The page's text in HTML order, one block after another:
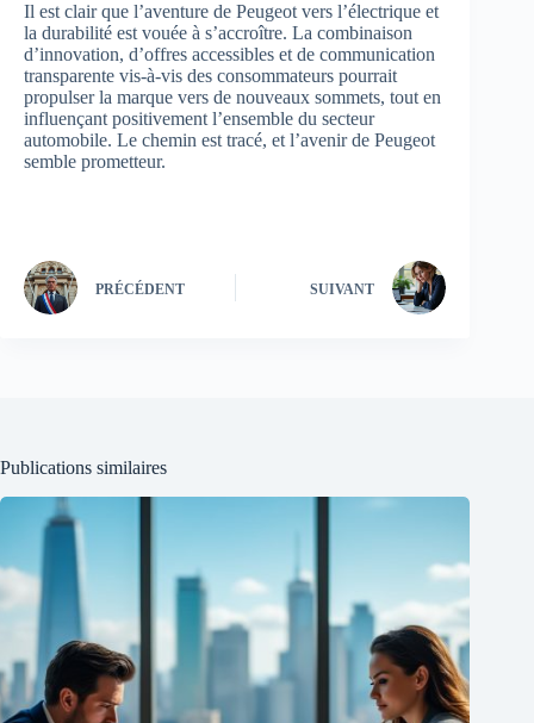
Il est clair que l’aventure de Peugeot vers l’électrique et
la durabilité est vouée à s’accroître. La combinaison
d’innovation, d’offres accessibles et de communication
transparente vis-à-vis des consommateurs pourrait
propulser la marque vers de nouveaux sommets, tout en
influençant positivement l’ensemble du secteur
automobile. Le chemin est tracé, et l’avenir de Peugeot
semble prometteur.
PRÉCÉDENT SUIVANT
Publications similaires